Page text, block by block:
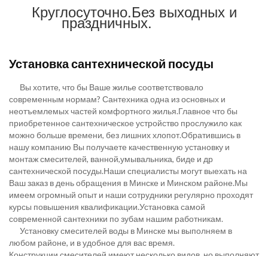
Круглосуточно.Без выходных и
праздничных.
Установка сантехнической посуды
Вы хотите, что бы Ваше жилье соответствовало
современным нормам? Сантехника одна из основных и
неотъемлемых частей комфортного жилья.Главное что бы
приобретенное сантехническое устройство прослужило как
можно больше времени, без лишних хлопот.Обратившись в
нашу компанию Вы получаете качественную установку и
монтаж смесителей, ванной,умывальника, биде и др
сантехнической посуды.Наши специалисты могут выехать на
Ваш заказ в день обращения в Минске и Минском районе.Мы
имеем огромный опыт и наши сотрудники регулярно проходят
курсы повышения квалификации.Установка самой
современной сантехники по зубам нашим работникам.
Установку смесителей воды в Минске мы выполняем в
любом районе, и в удобное для вас время.